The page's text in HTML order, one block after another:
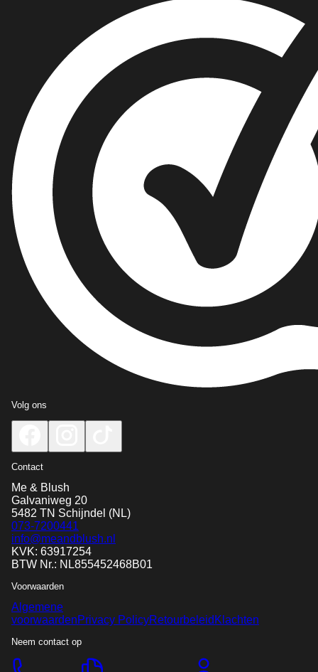
Volg ons
Contact
Me & Blush
Galvaniweg 20
5482 TN Schijndel (NL)
073-7200441
info@meandblush.nl
KVK: 63917254
BTW Nr.: NL855452468B01
Voorwaarden
Algemene
voorwaardenPrivacy PolicyRetourbeleid Klachten
Neem contact op